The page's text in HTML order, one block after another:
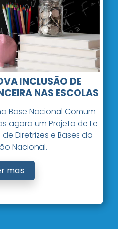
INCLUSÃO DE
NAS ESCOLAS
Base Nacional Comum
agora um Projeto de Lei
Diretrizes e Bases da
Nacional.
mais